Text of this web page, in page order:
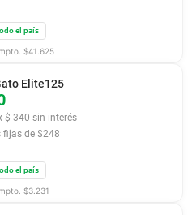
el país
$41.625
$ 340 sin interés
fijas de $248
Elite125
el país
$3.231